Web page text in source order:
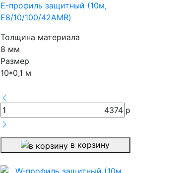
E-профиль защитный (10м,
E8/10/100/42AMR)
Толщина материала
8 мм
Размер
10*0,1 м
4374 р
в корзину